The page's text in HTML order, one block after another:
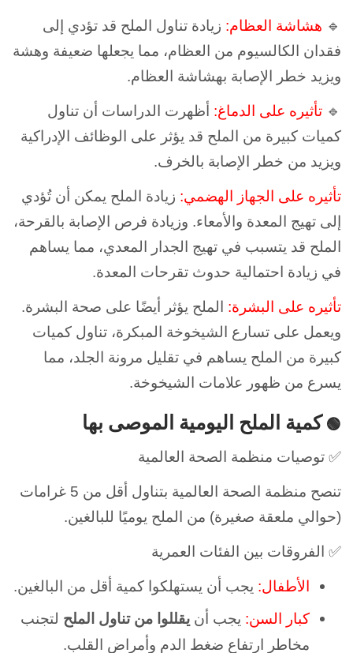
🔹 هشاشة العظام: زيادة تناول الملح قد تؤدي إلى
فقدان الكالسيوم من العظام، مما يجعلها ضعيفة وهشة
ويزيد خطر الإصابة بهشاشة العظام.
🔹 تأثيره على الدماغ: أظهرت الدراسات أن تناول
كميات كبيرة من الملح قد يؤثر على الوظائف الإدراكية
ويزيد من خطر الإصابة بالخرف.
تأثيره على الجهاز الهضمي: زيادة الملح يمكن أن تُؤدي
إلى تهيج المعدة والأمعاء. وزيادة فرص الإصابة بالقرحة،
الملح قد يتسبب في تهيج الجدار المعدي، مما يساهم
في زيادة احتمالية حدوث تقرحات المعدة.
تأثيره على البشرة:
الملح يؤثر أيضًا على صحة البشرة.
ويعمل على تسارع الشيخوخة المبكرة، تناول كميات
كبيرة من الملح يساهم في تقليل مرونة الجلد، مما
يسرع من ظهور علامات الشيخوخة.
🟢 كمية الملح اليومية الموصى بها
✅ توصيات منظمة الصحة العالمية
تنصح منظمة الصحة العالمية بتناول أقل من 5 غرامات
(حوالي ملعقة صغيرة) من الملح يوميًا للبالغين.
✅ الفروقات بين الفئات العمرية
الأطفال: يجب أن يستهلكوا كمية أقل من البالغين.
كبار السن: يجب أن يقللوا من تناول الملح لتجنب
مخاطر ارتفاع ضغط الدم وأمراض القلب.